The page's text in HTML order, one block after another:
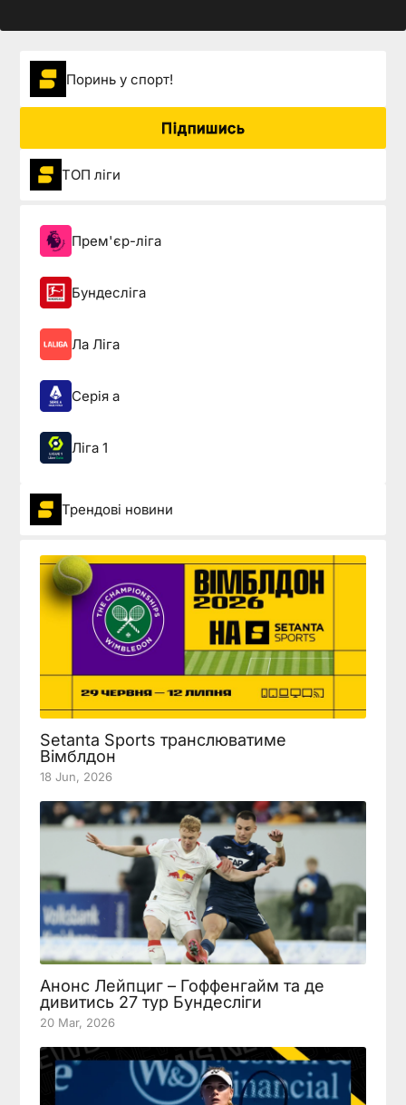
Поринь у спорт!
Підпишись
ТОП ліги
Прем'єр-ліга
Бундесліга
Ла Ліга
Серія а
Ліга 1
Трендові новини
Setanta Sports транслюватиме
Вімблдон
18 Jun, 2026
Анонс Лейпциг – Гоффенгайм та де
дивитись 27 тур Бундесліги
20 Mar, 2026